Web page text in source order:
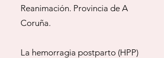
Reanimación. Provincia de A
Coruña.
La hemorragia postparto (HPP)